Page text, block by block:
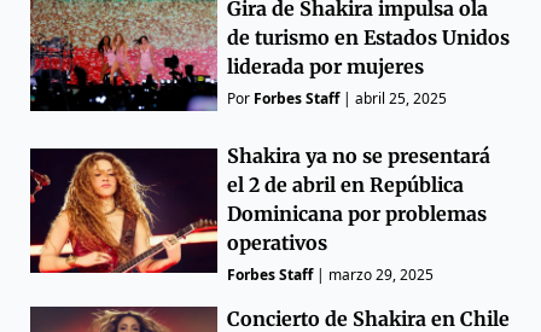
Gira de Shakira impulsa ola
de turismo en Estados Unidos
liderada por mujeres
Por Forbes Staff|abril 25, 2025
Shakira ya no se presentará
el 2 de abril en República
Dominicana por problemas
operativos
Forbes Staff| marzo 29, 2025
Concierto de Shakira en Chile